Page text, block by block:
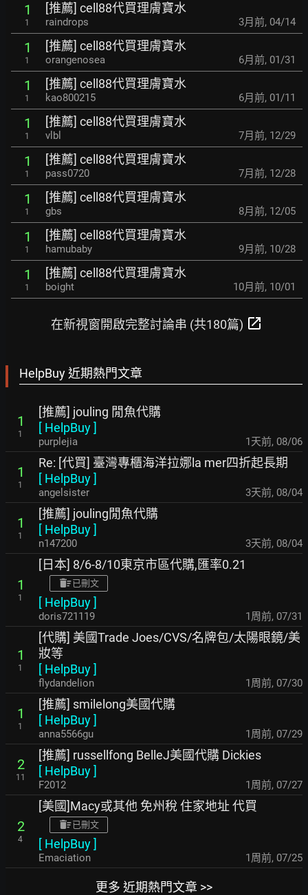
1
1
[推薦] cell88代買理膚寶水
raindrops 3月前, 04/14
1
1
[推薦] cell88代買理膚寶水
orangenosea 6月前, 01/31
1
1
[推薦] cell88代買理膚寶水
kao800215 6月前, 01/11
1
1
[推薦] cell88代買理膚寶水
vlbl 7月前, 12/29
1
1
[推薦] cell88代買理膚寶水
pass0720 7月前, 12/28
1
1
[推薦] cell88代買理膚寶水
gbs 8月前, 12/05
1
1
[推薦] cell88代買理膚寶水
hamubaby 9月前, 10/28
1
1
[推薦] cell88代買理膚寶水
boight 10月前, 10/01
在新視窗開啟完整討論串 (共180篇) open_in_new
HelpBuy 近期熱門文章
1
1
[推薦] jouling 閒魚代購
[ HelpBuy]
purplejia 1天前, 08/06
1
1
Re: [代買] 臺灣專櫃海洋拉娜la mer四折起長期
[ HelpBuy]
angelsister 3天前, 08/04
1
1
[推薦] jouling閒魚代購
[ HelpBuy]
n147200 3天前, 08/04
1
1
[日本] 8/6-8/10東京市區代購,匯率0.21
已刪文
[ HelpBuy]
doris721119 1周前, 07/31
1
1
[代購] 美國Trade Joes/CVS/名牌包/太陽眼鏡/美
妝等
[ HelpBuy]
flydandelion 1周前, 07/30
1
1
[推薦] smilelong美國代購
[ HelpBuy]
anna5566gu 1周前, 07/29
2
11
[推薦] russellfong BelleJ美國代購 Dickies
[ HelpBuy]
F2012 1周前, 07/27
2
4
[美國]Macy或其他 免州稅 住家地址 代買
已刪文
[ HelpBuy]
Emaciation 1周前, 07/25
更多 近期熱門文章 >>